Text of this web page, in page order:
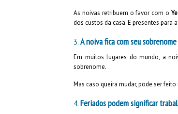
As noivas retribuem o favor com o
dos custos da casa. E presentes para
3.A noiva fica com seu
Em muitos lugares do mundo, a
sobrenome.
Mas caso queira mudar, pode ser feito
4.Feriados podem significar